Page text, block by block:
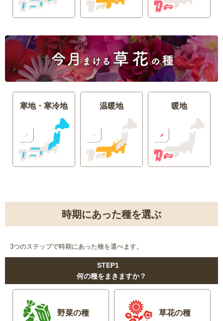
寒地・寒冷地 温暖地 暖地
時期にあった種を選ぶ
3つのステップで時期にあった種を選べます。
STEP1
何の種をまきますか？
野菜の種 草花の種